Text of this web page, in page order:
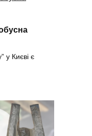
у Києві є